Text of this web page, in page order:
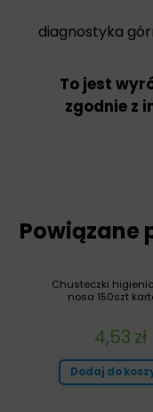
diagnostyka
To jest
zgodnie z
Powiązane
Chusteczki
nosa 150szt
4,53 zł
Dodaj do